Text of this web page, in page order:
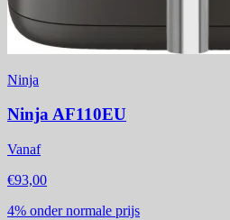
Ninja
Ninja AF110EU
Vanaf
€93,00
4% onder normale prijs